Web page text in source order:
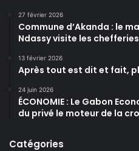
27 février 2026
Commune d’Akanda : le
Ndassy visite les chefferies
13 février 2026
Après tout est dit et fait,
24 juin 2026
ÉCONOMIE : Le Gabon
du privé le moteur de la
Catégories